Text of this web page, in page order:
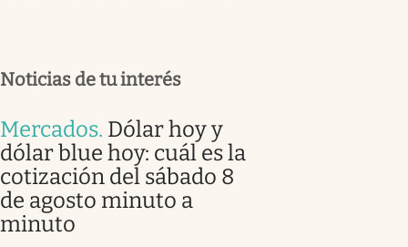
Noticias de tu interés
Mercados. Dólar hoy y
dólar blue hoy: cuál es la
cotización del sábado 8
de agosto minuto a
minuto